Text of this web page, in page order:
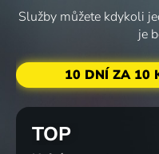
Služby můžete kdykoli
je
10 DNÍ ZA 10
TOP